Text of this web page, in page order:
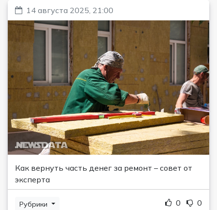
14 августа 2025, 21:00
Как вернуть часть денег за ремонт – совет от
эксперта
Рубрики 0 0